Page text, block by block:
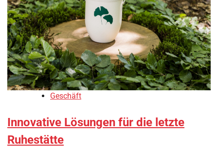
Geschäft
Innovative Lösungen für die letzte
Ruhestätte